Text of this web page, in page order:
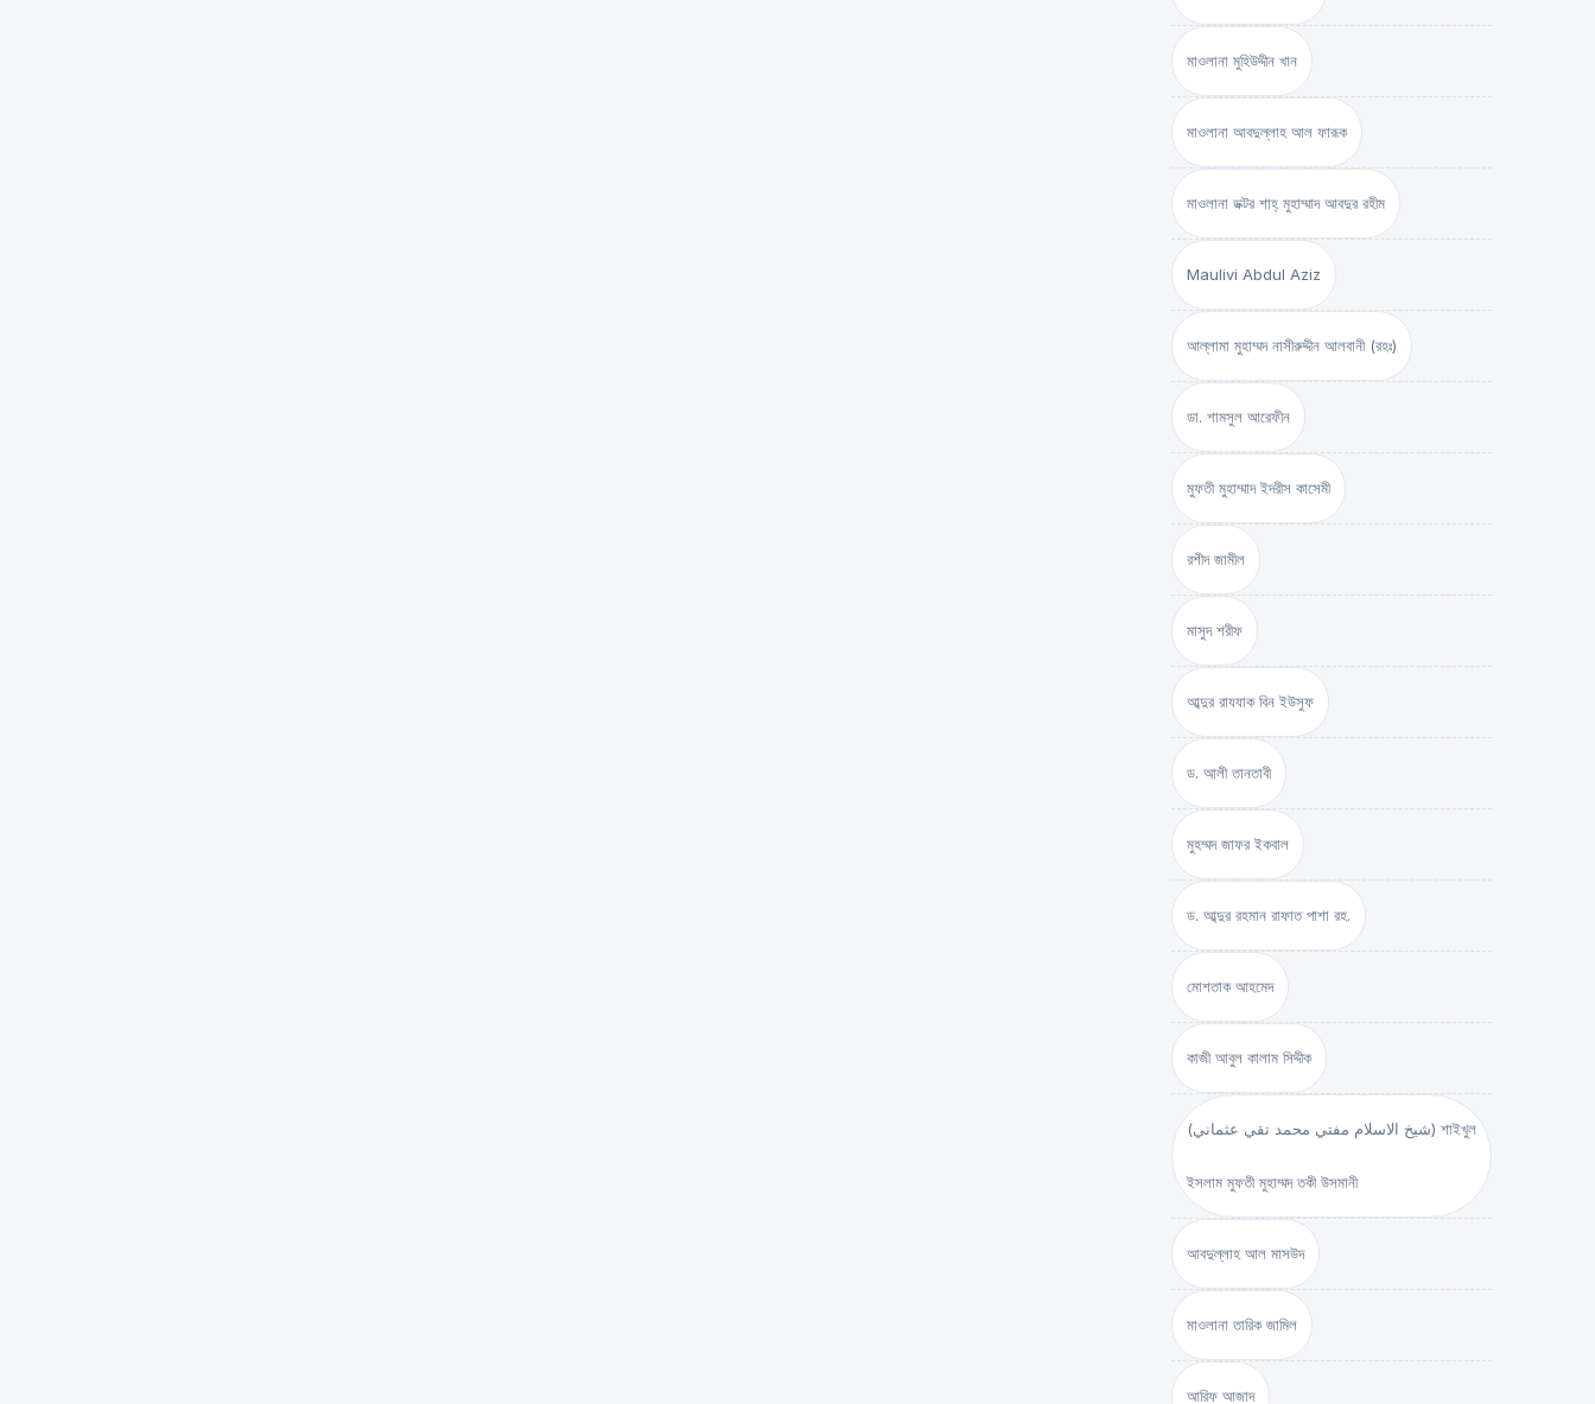
মাওলানা মুহিউদ্দীন খান
মাওলানা আবদুল্লাহ আল ফারূক
মাওলানা ডক্টর শাহ্‌ মুহাম্মাদ আবদুর রহীম
Maulivi Abdul Aziz
আল্লামা মুহাম্মদ নাসীরুদ্দীন আলবানী (রহঃ)
ডা. শামসুল আরেফীন
মুফতী মুহাম্মাদ ইদরীস কাসেমী
রশীদ জামীল
মাসুদ শরীফ
আব্দুর রাযযাক বিন ইউসুফ
ড. আলী তানতাবী
মুহম্মদ জাফর ইকবাল
ড. আব্দুর রহমান রাফাত পাশা রহ.
মোশতাক আহমেদ
কাজী আবুল কালাম সিদ্দীক
(شيخ الاسلام مفتي محمد تقي عثماني) শাইখুল
ইসলাম মুফতী মুহাম্মদ তকী উসমানী
আবদুল্লাহ আল মাসউদ
মাওলানা তারিক জামিল
আরিফ আজাদ